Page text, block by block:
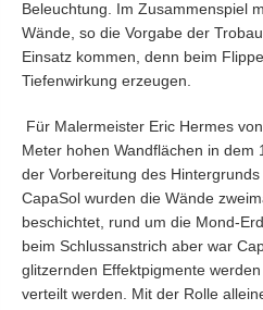
Beleuchtung. Im Zusammenspiel
Wände, so die Vorgabe der
Einsatz kommen, denn beim
Tiefenwirkung erzeugen.
Für Malermeister Eric Hermes
Meter hohen Wandflächen in
der Vorbereitung des
CapaSol wurden die Wände
beschichtet, rund um die Mond-
beim Schlussanstrich aber war
glitzernden Effektpigmente
verteilt werden. Mit der Rolle